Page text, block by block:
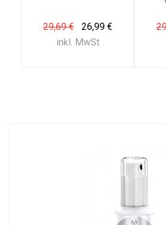
29,69 €
26,99 €
inkl. MwSt